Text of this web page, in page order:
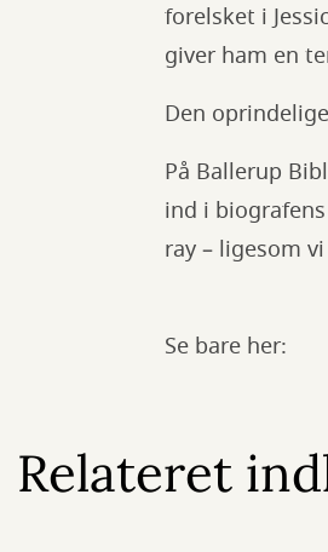
forelsket i
giver ham en
Den
På Ballerup
ind i
ray – ligesom
Se bare her:
Relateret